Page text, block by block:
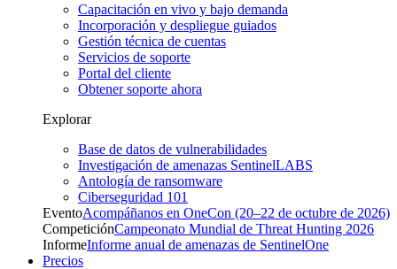
Capacitación en vivo y bajo demanda
Incorporación y despliegue guiados
Gestión técnica de cuentas
Servicios de soporte
Portal del cliente
Obtener soporte ahora
Explorar
Base de datos de vulnerabilidades
Investigación de amenazas SentinelLABS
Antología de ransomware
Ciberseguridad 101
EventoAcompáñanos en OneCon (20–22 de octubre de 2026)
CompeticiónCampeonato Mundial de Threat Hunting 2026
InformeInforme anual de amenazas de SentinelOne
Precios